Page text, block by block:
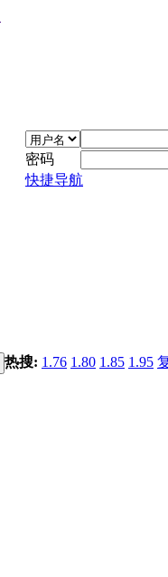
密码
快捷导航
热搜: 1.76 1.80 1.85 1.95